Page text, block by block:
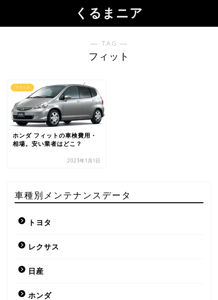
くるまニア
― TAG ―
フィット
フィット
ホンダ フィットの車検費用・
相場。安い業者はどこ？
2023年1月1日
車種別メンテナンスデータ
トヨタ
レクサス
日産
ホンダ